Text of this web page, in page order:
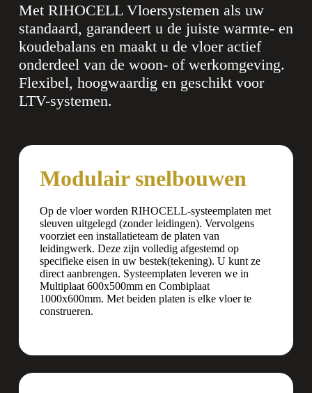
Met RIHOCELL Vloersystemen als uw
standaard, garandeert u de juiste warmte- en
koudebalans en maakt u de vloer actief
onderdeel van de woon- of werkomgeving.
Flexibel, hoogwaardig en geschikt voor
LTV-systemen.
Modulair snelbouwen
Op de vloer worden RIHOCELL-systeemplaten met
sleuven uitgelegd (zonder leidingen). Vervolgens
voorziet een installatieteam de platen van
leidingwerk. Deze zijn volledig afgestemd op
specifieke eisen in uw bestek(tekening). U kunt ze
direct aanbrengen. Systeemplaten leveren we in
Multiplaat 600x500mm en Combiplaat
1000x600mm. Met beiden platen is elke vloer te
construeren.